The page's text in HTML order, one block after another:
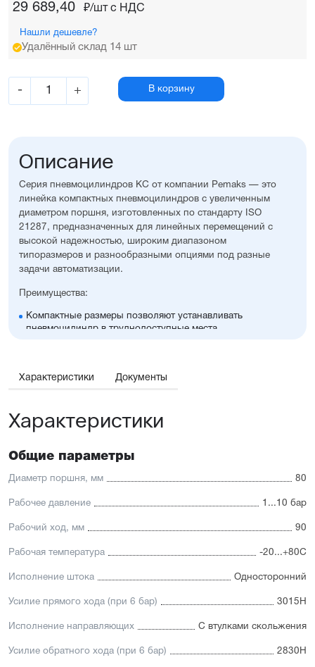
29 689,40 ₽/шт c НДС
Нашли дешевле?
Удалённый склад 14 шт
- + В корзину
Описание
Серия пневмоцилиндров KC от компании Pemaks — это
линейка компактных пневмоцилиндров с увеличенным
диаметром поршня, изготовленных по стандарту ISO
21287, предназначенных для линейных перемещений с
высокой надежностью, широким диапазоном
типоразмеров и разнообразными опциями под разные
задачи автоматизации.
Преимущества:
Компактные размеры позволяют устанавливать
пневмоцилиндр в труднодоступные места
Широкий ассортимент опций и монтажных
Высокая производительность.
Имеется опрос положения и упругие элементы
демпфирования
трёх сторон
промышленности
Низкий уровень шума работы
Характеристики Документы
Характеристики
Общие параметры
Диаметр поршня, мм 80
Рабочее давление 1...10 бар
Рабочий ход, мм 90
Рабочая температура -20...+80С
Исполнение штока Односторонний
Усилие прямого хода (при 6 бар) 3015Н
Исполнение направляющих С втулками скольжения
Усилие обратного хода (при 6 бар) 2830Н